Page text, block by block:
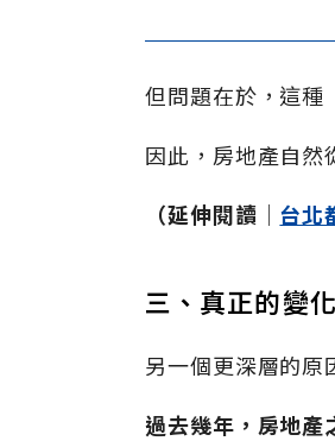
但問題在於，這種
因此，房地產自然
（延伸閱讀│ 台北
三、真正的變
另一個更深層的原
過去幾年，房地產